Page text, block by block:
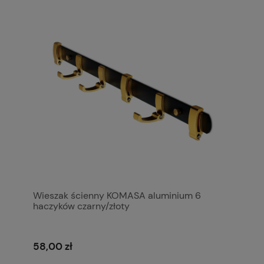
Wieszak ścienny KOMASA aluminium 6
haczyków czarny/złoty
58,00 zł